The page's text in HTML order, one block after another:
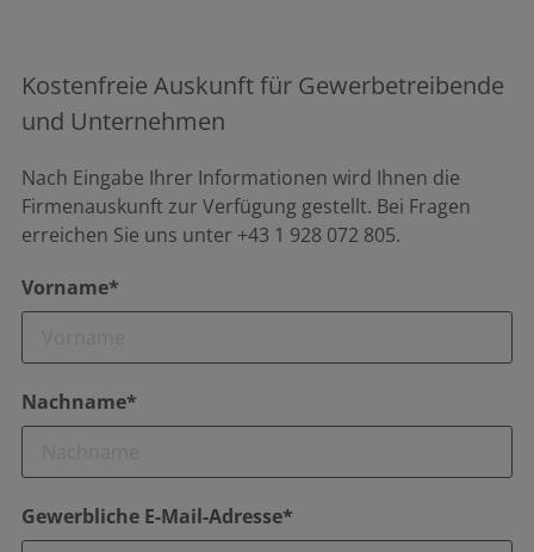
Kostenfreie Auskunft für Gewerbetreibende
und Unternehmen
Nach Eingabe Ihrer Informationen wird Ihnen die
Firmenauskunft zur Verfügung gestellt. Bei Fragen
erreichen Sie uns unter +43 1 928 072 805.
Vorname*
Nachname*
Gewerbliche E-Mail-Adresse*